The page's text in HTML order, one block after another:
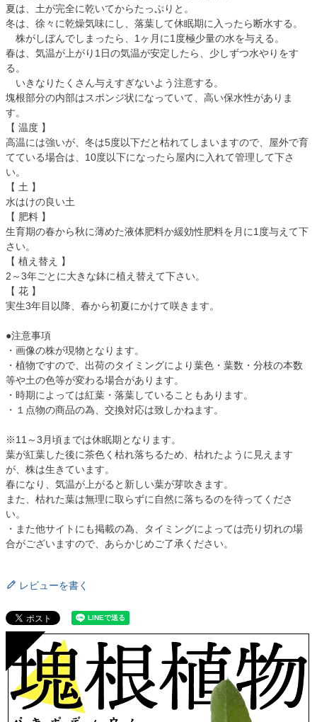
夏は、土が完全に乾いてからたっぷりと。
冬は、徐々に乾燥気味にし、落葉して休眠期に入ったら断水する。
株がしぼんでしまったら、1ヶ月に1度極少量の水を与える。
春は、気温が上がり1日の気温が安定したら、少しずつ水やりをす
る。
いきなりたくさん与えすぎないよう注意する。
塊根部分の内部はスポンジ状になっていて、高い保水性がありま
す。
【 温度 】
高温には強いが、冬は5度以下だと枯れてしまいますので、屋外で育
てている場合は、10度以下になったら屋内に入れて管理して下さ
い。
【 土 】
水はけの良い土
【 肥料 】
生育期の春から秋に薄めた液体肥料か緩効性肥料を月に1度与えて下
さい。
【 植え替え 】
2～3年ごとに大きな鉢に植え替えて下さい。
【 花 】
実生3年目以降、春から初夏にかけて咲きます。
●注意事項
・画像の株が現物となります。
・植物ですので、出荷のタイミングにより葉色・葉数・分枝の本数
等や土の色等が変わる場合があります。
・時期によっては紅葉・落葉していることもあります。
・１点物の商品の為、交換対応は致しかねます。
※11～3月頃までは休眠期となります。
葉が紅葉した後に茶色く枯れ落ちるため、枯れたように見えます
が、株は生きています。
春になり、気温が上がると新しい葉が芽吹きます。
また、枯れた葉は無理に取らずに自然に落ちるのを待ってくださ
い。
・また他サイトにも掲載の為、タイミングによっては売り切れの場
合がございますので、あらかじめご了承ください。
レビューを書く